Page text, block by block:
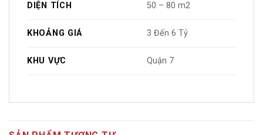
DIỆN TÍCH 50 – 80 m2
KHOẢNG GIÁ 3 Đến 6 Tỷ
KHU VỰC Quận 7